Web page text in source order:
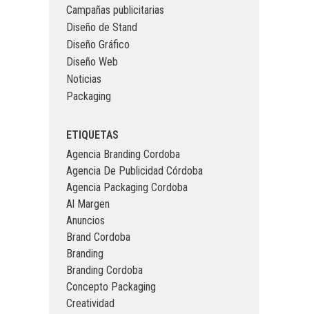
Campañas publicitarias
Diseño de Stand
Diseño Gráfico
Diseño Web
Noticias
Packaging
ETIQUETAS
Agencia Branding Cordoba
Agencia De Publicidad Córdoba
Agencia Packaging Cordoba
Al Margen
Anuncios
Brand Cordoba
Branding
Branding Cordoba
Concepto Packaging
Creatividad